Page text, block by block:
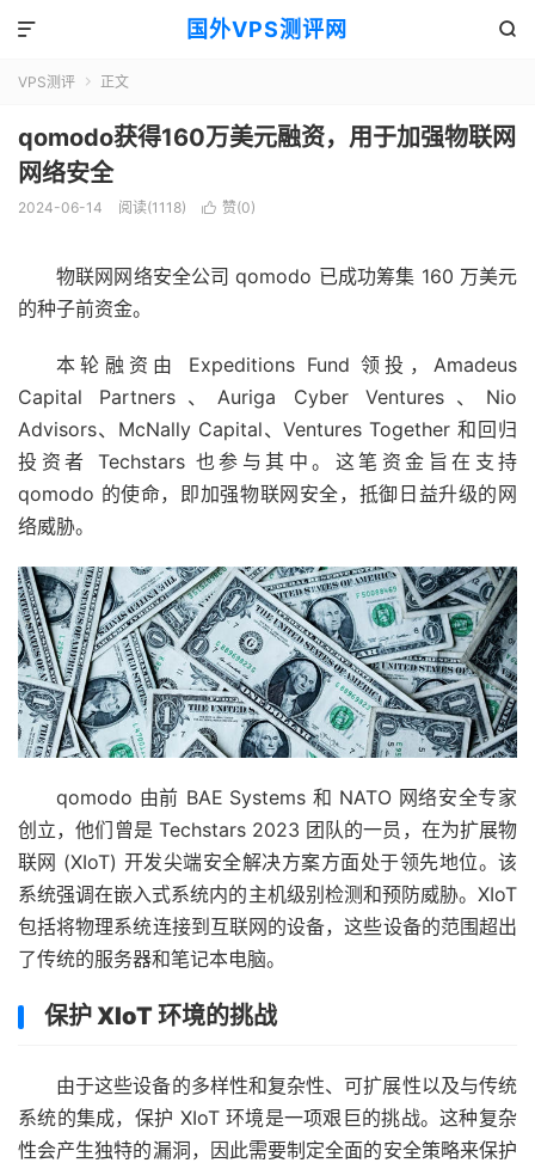
国外VPS测评网 

VPS测评  正文
qomodo获得160万美元融资，用于加强物联网
网络安全
2024-06-14 阅读(1118)  赞(0)
物联网网络安全公司 qomodo 已成功筹集 160 万美元
的种子前资金。
本轮融资由 Expeditions Fund 领投，Amadeus
Capital Partners、Auriga Cyber​​ Ventures、Nio
Advisors、McNally Capital、Ventures Together 和回归
投资者 Techstars 也参与其中。这笔资金旨在支持
qomodo 的使命，即加强物联网安全，抵御日益升级的网
络威胁。
qomodo 由前 BAE Systems 和 NATO 网络安全专家
创立，他们曾是 Techstars 2023 团队的一员，在为扩展物
联网 (XIoT) 开发尖端安全解决方案方面处于领先地位。该
系统强调在嵌入式系统内的主机级别检测和预防威胁。XIoT
包括将物理系统连接到互联网的设备，这些设备的范围超出
了传统的服务器和笔记本电脑。
保护 XIoT 环境的挑战
由于这些设备的多样性和复杂性、可扩展性以及与传统
系统的集成，保护 XIoT 环境是一项艰巨的挑战。这种复杂
性会产生独特的漏洞，因此需要制定全面的安全策略来保护